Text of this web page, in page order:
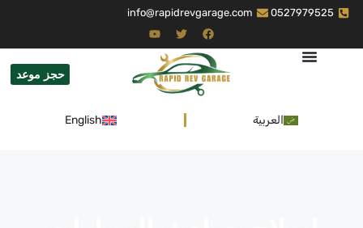
0527979525
info@rapidrevgarage.com
حجز موعد
العربية English